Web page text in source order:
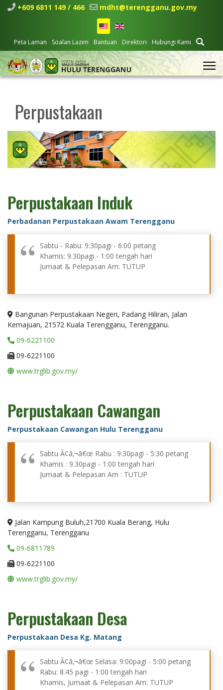
+609 6811 149 / 466 mdht@terengganu.gov.my
Peta Laman Soalan Lazim Bantuan Direktori Hubungi Kami
Perpustakaan
Perpustakaan Induk
Perbadanan Perpustakaan Awam Terengganu
Sabtu - Rabu: 9:30pagi - 6:00 petang
Khamis: 9.30pagi - 1:00 tengah hari
Jumaat & Pelepasan Am: TUTUP
Bangunan Perpustakaan Negeri, Padang Hiliran, Jalan
Kemajuan, 21572 Kuala Terengganu, Terengganu.
09-6221100
09-6221100
www.trglib.gov.my/
Perpustakaan Cawangan
Perpustakaan Cawangan Hulu Terengganu
Sabtu Ã¢â‚¬â€œ Rabu : 9:30pagi - 5:30 petang
Khamis : 9.30pagi - 1:00 tengah hari
Jumaat & Pelepasan Am : TUTUP
Jalan Kampung Buluh,21700 Kuala Berang, Hulu
Terengganu, Terengganu
09-6811789
09-6221100
www.trglib.gov.my/
Perpustakaan Desa
Perpustakaan Desa Kg. Matang
Sabtu Ã¢â‚¬â€œ Selasa: 9:00pagi - 5:00 petang
Rabu: 8.45 pagi - 1:00 tengah hari
Khamis, Jumaat & Pelepasan Am: TUTUP